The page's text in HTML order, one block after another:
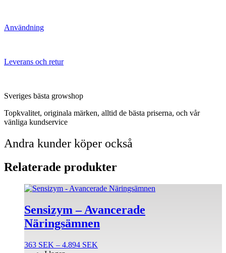
Användning
Leverans och retur
Sveriges bästa growshop
Topkvalitet, originala märken, alltid de bästa priserna, och vår
vänliga kundservice
Andra kunder köper också
Relaterade produkter
Sensizym – Avancerade
Näringsämnen
363 SEK – 4.894 SEK
Den
produkten
har
flera
De
olika